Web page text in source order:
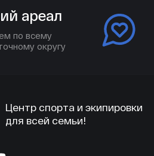
ареал
по всему
округу
Центр спорта и экипировки
для всей семьи!